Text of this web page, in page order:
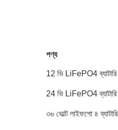
পণ্য
12 ভি LiFePO4 ব্যাটারি
24 ভি LiFePO4 ব্যাটারি
৩৬ ভোল্ট লাইফপো ৪ ব্যাটারি